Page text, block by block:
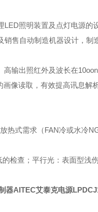
照明装置及点灯电源
售自动制造机器设计，制
输出照红外及波长在
像读取，有效提高讯息
热式需求（FAN冷或水冷
检查；平行光：表面型浅